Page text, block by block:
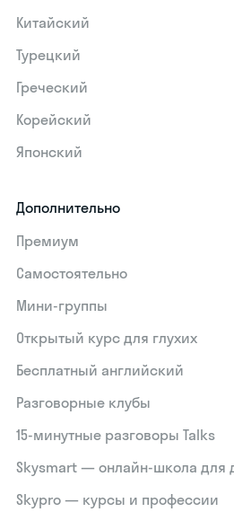
Китайский
Турецкий
Греческий
Корейский
Японский
Дополнительно
Премиум
Самостоятельно
Мини-группы
Открытый курс для глухих
Бесплатный английский
Разговорные клубы
15‑минутные разговоры Talks
Skysmart — онлайн-школа для
Skypro — курсы и профессии